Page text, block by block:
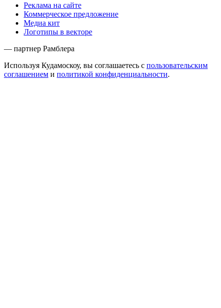
Реклама на сайте
Коммерческое предложение
Медиа кит
Логотипы в векторе
— партнер Рамблера
Используя Кудамоскоу, вы соглашаетесь с пользовательским
соглашением и политикой конфиденциальности.